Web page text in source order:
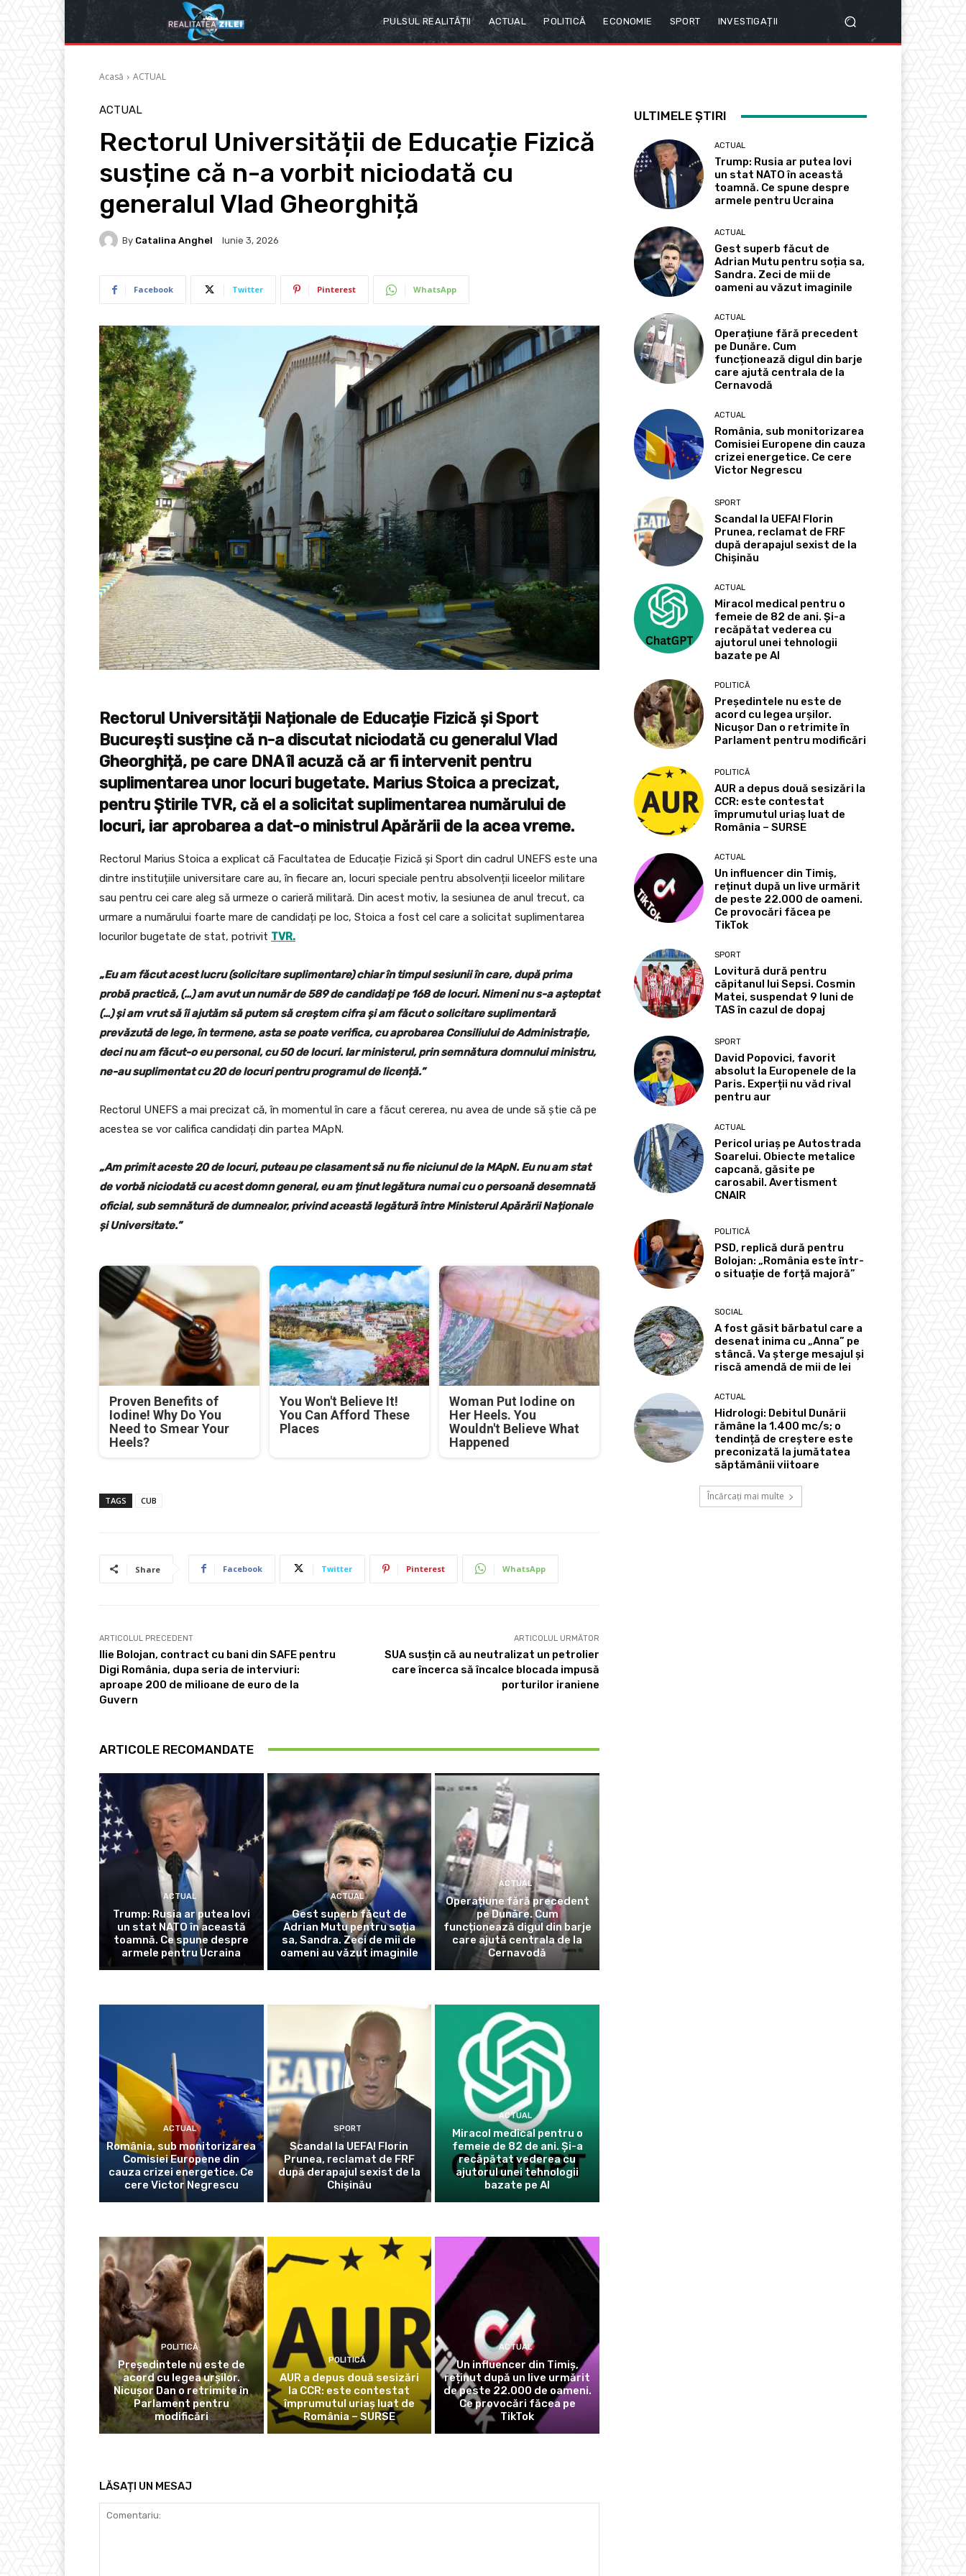
PULSUL REALITĂȚII ACTUAL POLITICĂ ECONOMIE SPORT INVESTIGAȚII
Acasă ACTUAL
ACTUAL
Rectorul Universității de Educație Fizică
susține că n-a vorbit niciodată cu
generalul Vlad Gheorghiță
By Catalina Anghel Iunie 3, 2026
Facebook Twitter Pinterest WhatsApp
Rectorul Universității Naționale de Educație Fizică și Sport
București susține că n-a discutat niciodată cu generalul Vlad
Gheorghiță, pe care DNA îl acuză că ar fi intervenit pentru
suplimentarea unor locuri bugetate. Marius Stoica a precizat,
pentru Știrile TVR, că el a solicitat suplimentarea numărului de
locuri, iar aprobarea a dat-o ministrul Apărării de la acea vreme.
Rectorul Marius Stoica a explicat că Facultatea de Educație Fizică și Sport din cadrul UNEFS este una
dintre instituțiile universitare care au, în fiecare an, locuri speciale pentru absolvenții liceelor militare
sau pentru cei care aleg să urmeze o carieră militară. Din acest motiv, la sesiunea de anul trecut, ca
urmare a numărului foarte mare de candidați pe loc, Stoica a fost cel care a solicitat suplimentarea
locurilor bugetate de stat, potrivit TVR.
„Eu am făcut acest lucru (solicitare suplimentare) chiar în timpul sesiunii în care, după prima
probă practică, (…) am avut un număr de 589 de candidați pe 168 de locuri. Nimeni nu s-a așteptat
(…) și am vrut să îi ajutăm să putem să creștem cifra și am făcut o solicitare suplimentară
prevăzută de lege, în termene, asta se poate verifica, cu aprobarea Consiliului de Administrație,
deci nu am făcut-o eu personal, cu 50 de locuri. Iar ministerul, prin semnătura domnului ministru,
ne-au suplimentat cu 20 de locuri pentru programul de licență.”
Rectorul UNEFS a mai precizat că, în momentul în care a făcut cererea, nu avea de unde să știe că pe
acestea se vor califica candidați din partea MApN.
„Am primit aceste 20 de locuri, puteau pe clasament să nu fie niciunul de la MApN. Eu nu am stat
de vorbă niciodată cu acest domn general, eu am ținut legătura numai cu o persoană desemnată
oficial, sub semnătură de dumnealor, privind această legătură între Ministerul Apărării Naționale
și Universitate.”
Proven Benefits of
Iodine! Why Do You
Need to Smear Your
Heels?
You Won't Believe It!
You Can Afford These
Places
Woman Put Iodine on
Her Heels. You
Wouldn't Believe What
Happened
TAGS CUB
Share Facebook Twitter Pinterest WhatsApp
ARTICOLUL PRECEDENT
Ilie Bolojan, contract cu bani din SAFE pentru
Digi România, dupa seria de interviuri:
aproape 200 de milioane de euro de la
Guvern
ARTICOLUL URMĂTOR
SUA susțin că au neutralizat un petrolier
care încerca să încalce blocada impusă
porturilor iraniene
ARTICOLE RECOMANDATE
ACTUAL
Trump: Rusia ar putea lovi
un stat NATO în această
toamnă. Ce spune despre
armele pentru Ucraina
ACTUAL
Gest superb făcut de
Adrian Mutu pentru soția
sa, Sandra. Zeci de mii de
oameni au văzut imaginile
ACTUAL
Operațiune fără precedent
pe Dunăre. Cum
funcționează digul din barje
care ajută centrala de la
Cernavodă
ACTUAL
România, sub monitorizarea
Comisiei Europene din
cauza crizei energetice. Ce
cere Victor Negrescu
SPORT
Scandal la UEFA! Florin
Prunea, reclamat de FRF
după derapajul sexist de la
Chișinău
ACTUAL
Miracol medical pentru o
femeie de 82 de ani. Și-a
recăpătat vederea cu
ajutorul unei tehnologii
bazate pe AI
POLITICĂ
Președintele nu este de
acord cu legea urșilor.
Nicușor Dan o retrimite în
Parlament pentru
modificări
POLITICĂ
AUR a depus două sesizări
la CCR: este contestat
împrumutul uriaș luat de
România – SURSE
ACTUAL
Un influencer din Timiș,
reținut după un live urmărit
de peste 22.000 de oameni.
Ce provocări făcea pe
TikTok
LĂSAȚI UN MESAJ
ULTIMELE ȘTIRI
ACTUAL
Trump: Rusia ar putea lovi
un stat NATO în această
toamnă. Ce spune despre
armele pentru Ucraina
ACTUAL
Gest superb făcut de
Adrian Mutu pentru soția sa,
Sandra. Zeci de mii de
oameni au văzut imaginile
ACTUAL
Operațiune fără precedent
pe Dunăre. Cum
funcționează digul din barje
care ajută centrala de la
Cernavodă
ACTUAL
România, sub monitorizarea
Comisiei Europene din cauza
crizei energetice. Ce cere
Victor Negrescu
SPORT
Scandal la UEFA! Florin
Prunea, reclamat de FRF
după derapajul sexist de la
Chișinău
ACTUAL
Miracol medical pentru o
femeie de 82 de ani. Și-a
recăpătat vederea cu
ajutorul unei tehnologii
bazate pe AI
POLITICĂ
Președintele nu este de
acord cu legea urșilor.
Nicușor Dan o retrimite în
Parlament pentru modificări
POLITICĂ
AUR a depus două sesizări la
CCR: este contestat
împrumutul uriaș luat de
România – SURSE
ACTUAL
Un influencer din Timiș,
reținut după un live urmărit
de peste 22.000 de oameni.
Ce provocări făcea pe
TikTok
SPORT
Lovitură dură pentru
căpitanul lui Sepsi. Cosmin
Matei, suspendat 9 luni de
TAS în cazul de dopaj
SPORT
David Popovici, favorit
absolut la Europenele de la
Paris. Experții nu văd rival
pentru aur
ACTUAL
Pericol uriaș pe Autostrada
Soarelui. Obiecte metalice
capcană, găsite pe
carosabil. Avertisment
CNAIR
POLITICĂ
PSD, replică dură pentru
Bolojan: „România este într-
o situație de forță majoră”
SOCIAL
A fost găsit bărbatul care a
desenat inima cu „Anna” pe
stâncă. Va șterge mesajul și
riscă amendă de mii de lei
ACTUAL
Hidrologi: Debitul Dunării
rămâne la 1.400 mc/s; o
tendință de creștere este
preconizată la jumătatea
săptămânii viitoare
Încărcați mai multe